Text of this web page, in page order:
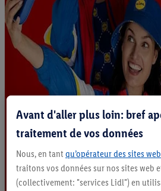
Avant d'aller plus loin: bref
traitement de vos données
Nous, en tant qu’opérateur des sites
traitons vos données sur nos sites web
(collectivement: "services Lidl") en